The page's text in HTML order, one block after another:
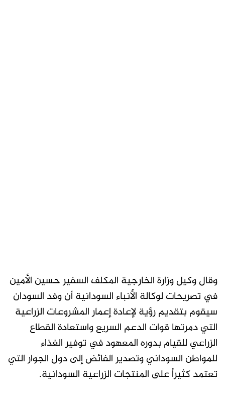
وقال وكيل وزارة الخارجية المكلف السفير حسين الأمين
في تصريحات لوكالة الأنباء السودانية أن وفد السودان
سيقوم بتقديم رؤية لإعادة إعمار المشروعات الزراعية
التي دمرتها قوات الدعم السريع واستعادة القطاع
الزراعي للقيام بدوره المعهود في توفير الغذاء
للمواطن السوداني وتصدير الفائض إلى دول الجوار التي
تعتمد كثيراً على المنتجات الزراعية السودانية.